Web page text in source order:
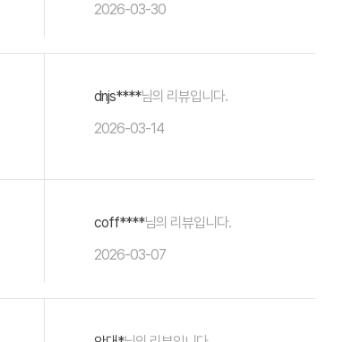
2026-03-30
dnjs****님의 리뷰입니다.
2026-03-14
coff****님의 리뷰입니다.
2026-03-07